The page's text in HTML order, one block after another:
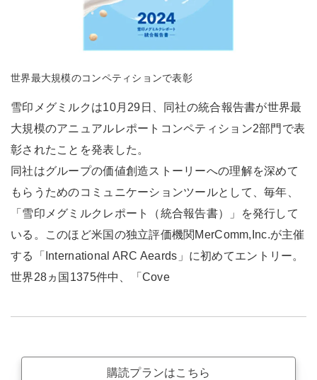
世界最大規模のコンペティションで表彰
雪印メグミルクは10月29日、同社の統合報告書が世界最
大規模のアニュアルレポートコンペティション2部門で表
彰されたことを発表した。
同社はグループの価値創造ストーリーへの理解を深めて
もらうためのコミュニケーションツールとして、毎年、
「雪印メグミルクレポート（統合報告書）」を発行して
いる。このほど米国の独立評価機関MerComm,Inc.が主催
する「International ARC Aeards」に初めてエントリー。
世界28ヵ国1375件中、「Cove
購読プランはこちら